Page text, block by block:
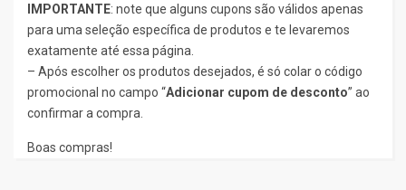
IMPORTANTE: note que alguns cupons são válidos apenas
para uma seleção específica de produtos e te levaremos
exatamente até essa página.
– Após escolher os produtos desejados, é só colar o código
promocional no campo “Adicionar cupom de desconto” ao
confirmar a compra.
Boas compras!